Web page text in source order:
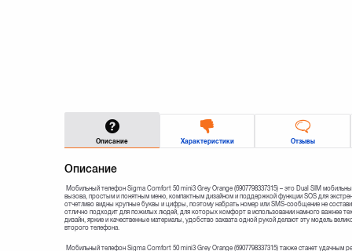
Описание Характеристики Отзывы
Описание
Мобильный телефон Sigma Comfort 50 mini3 Grey Orange (6907798337315) – это Dual SIM
вызова, простым и понятным меню, компактным дизайном и поддержкой функции SOS для
отчетливо видны крупные буквы и цифры, поэтому набрать номер или SMS-сообщение не
отлично подходит для пожилых людей, для которых комфорт в использовании намного важнее
дизайн, яркие и качественные материалы, удобство захвата одной рукой делают эту модель
второго телефона.
Мобильный телефон Sigma Comfort 50 mini3 Grey Orange (6907798337315) также станет удачным